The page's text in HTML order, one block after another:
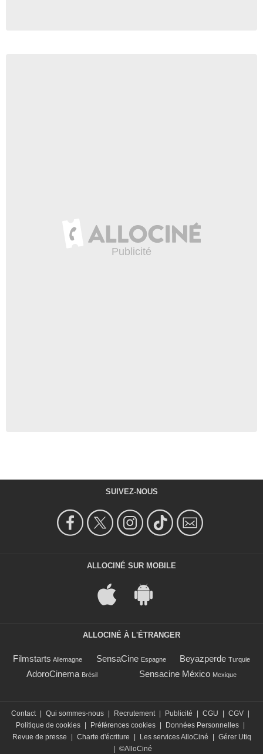
SUIVEZ-NOUS
ALLOCINÉ SUR MOBILE
ALLOCINÉ À L'ÉTRANGER
Filmstarts Allemagne SensaCine Espagne Beyazperde Turquie
AdoroCinema Brésil Sensacine México Mexique
Contact Qui sommes-nous Recrutement Publicité CGU CGV
Politique de cookies
Préférences cookies Données Personnelles
Revue de presse
Charte d'écriture Les services AlloCiné
Gérer Utiq
©AlloCiné